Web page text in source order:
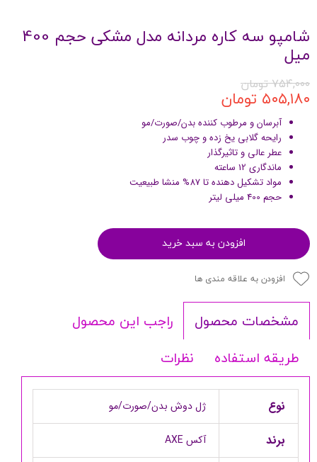
شامپو سه کاره مردانه مدل مشکی حجم 400
میل
۷۵۴,۰۰۰ تومان
۵۰۵,۱۸۰ تومان
آبرسان و مرطوب کننده بدن/صورت/مو
رایحه گلابی یخ زده و چوب سدر
عطر عالی و تاثیرگذار
ماندگاری 12 ساعته
مواد تشکیل دهنده تا 87% منشا طبیعیت
حجم 400 میلی لیتر
افزودن به سبد خرید
افزودن به علاقه مندی ها
مشخصات محصول
راجب این محصول
طریقه استفاده
نظرات
نوع ژل دوش بدن/صورت/مو
برند آکس AXE